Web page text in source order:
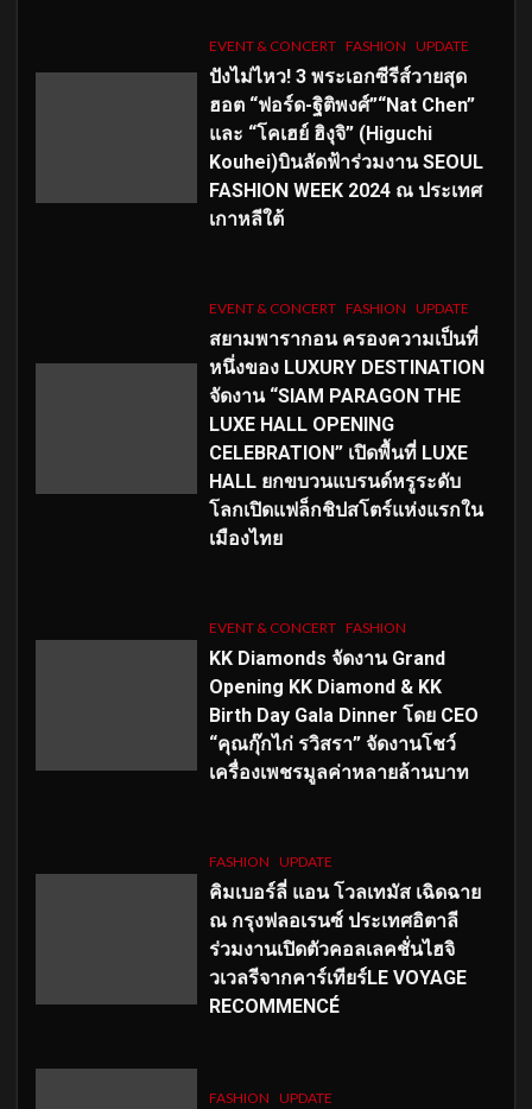
EVENT & CONCERT FASHION UPDATE
ปังไม่ไหว! 3 พระเอกซีรีส์วายสุด
ฮอต “ฟอร์ด-ฐิติพงศ์”“Nat Chen”
และ “โคเฮย์ ฮิงุจิ” (Higuchi
Kouhei)บินลัดฟ้าร่วมงาน SEOUL
FASHION WEEK 2024 ณ ประเทศ
เกาหลีใต้
EVENT & CONCERT FASHION UPDATE
สยามพารากอน ครองความเป็นที่
หนึ่งของ LUXURY DESTINATION
จัดงาน “SIAM PARAGON THE
LUXE HALL OPENING
CELEBRATION” เปิดพื้นที่ LUXE
HALL ยกขบวนแบรนด์หรูระดับ
โลกเปิดแฟล็กชิปสโตร์แห่งแรกใน
เมืองไทย
EVENT & CONCERT FASHION
KK Diamonds จัดงาน Grand
Opening KK Diamond & KK
Birth Day Gala Dinner โดย CEO
“คุณกุ๊กไก่ รวิสรา” จัดงานโชว์
เครื่องเพชรมูลค่าหลายล้านบาท
FASHION UPDATE
คิมเบอร์ลี่ แอน โวลเทมัส เฉิดฉาย
ณ กรุงฟลอเรนซ์ ประเทศอิตาลี
ร่วมงานเปิดตัวคอลเลคชั่นไฮจิ
วเวลรีจากคาร์เทียร์LE VOYAGE
RECOMMENCÉ
FASHION UPDATE